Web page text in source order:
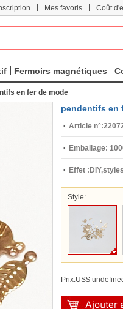
Mes favoris Coût
Fermoirs magnétiques
en fer de mode
pendentifs en
Article n°:
Emballage:
Effet :
Style:
Prix:US$